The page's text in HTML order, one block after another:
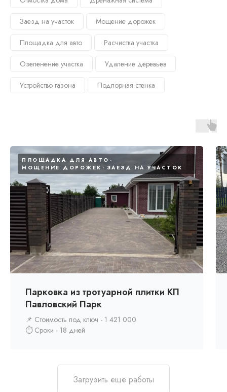
Заезд на участок Мощение дорожек
Площадка для авто Расчистка участка
Озеленение участка Удаление деревьев
Устройство газона Подпорная стенка
ПЛОЩАДКА ДЛЯ АВТО
МОЩЕНИЕ ДОРОЖЕК
ЗАЕЗД НА УЧАСТОК
Парковка из тротуарной плитки КП
Павловский Парк
📌 Стоимость под ключ - 1 421 000
⏱️ Сроки - 18 дней
Загрузить еще работы